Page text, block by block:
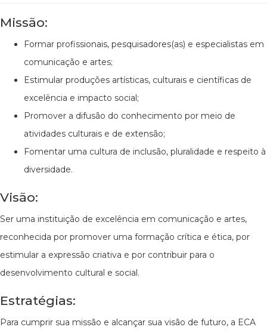
Missão:
Formar profissionais, pesquisadores(as) e especialistas em
comunicação e artes;
Estimular produções artísticas, culturais e científicas de
excelência e impacto social;
Promover a difusão do conhecimento por meio de
atividades culturais e de extensão;
Fomentar uma cultura de inclusão, pluralidade e respeito à
diversidade.
Visão:
Ser uma instituição de excelência em comunicação e artes,
reconhecida por promover uma formação crítica e ética, por
estimular a expressão criativa e por contribuir para o
desenvolvimento cultural e social.
Estratégias:
Para cumprir sua missão e alcançar sua visão de futuro, a ECA